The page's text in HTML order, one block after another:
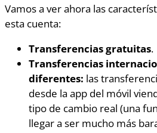
Vamos a ver ahora las
esta cuenta:
Transferencias gratuitas.
Transferencias
diferentes: las
desde la app del móvil
tipo de cambio real (una
llegar a ser mucho más